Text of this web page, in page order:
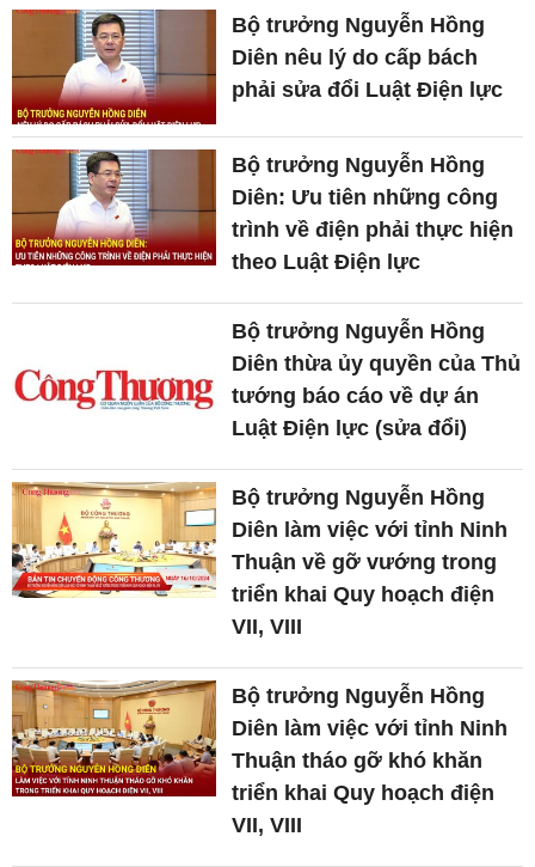
Bộ trưởng Nguyễn Hồng
Diên nêu lý do cấp bách
phải sửa đổi Luật Điện lực
Bộ trưởng Nguyễn Hồng
Diên: Ưu tiên những công
trình về điện phải thực hiện
theo Luật Điện lực
Bộ trưởng Nguyễn Hồng
Diên thừa ủy quyền của Thủ
tướng báo cáo về dự án
Luật Điện lực (sửa đổi)
Bộ trưởng Nguyễn Hồng
Diên làm việc với tỉnh Ninh
Thuận về gỡ vướng trong
triển khai Quy hoạch điện
VII, VIII
Bộ trưởng Nguyễn Hồng
Diên làm việc với tỉnh Ninh
Thuận tháo gỡ khó khăn
triển khai Quy hoạch điện
VII, VIII